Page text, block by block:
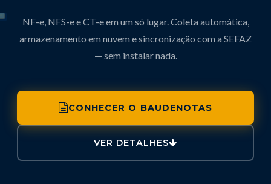
NF-e, NFS-e e CT-e em um só lugar. Coleta automática,
armazenamento em nuvem e sincronização com a SEFAZ
— sem instalar nada.
CONHECER O BAUDENOTAS
VER DETALHES